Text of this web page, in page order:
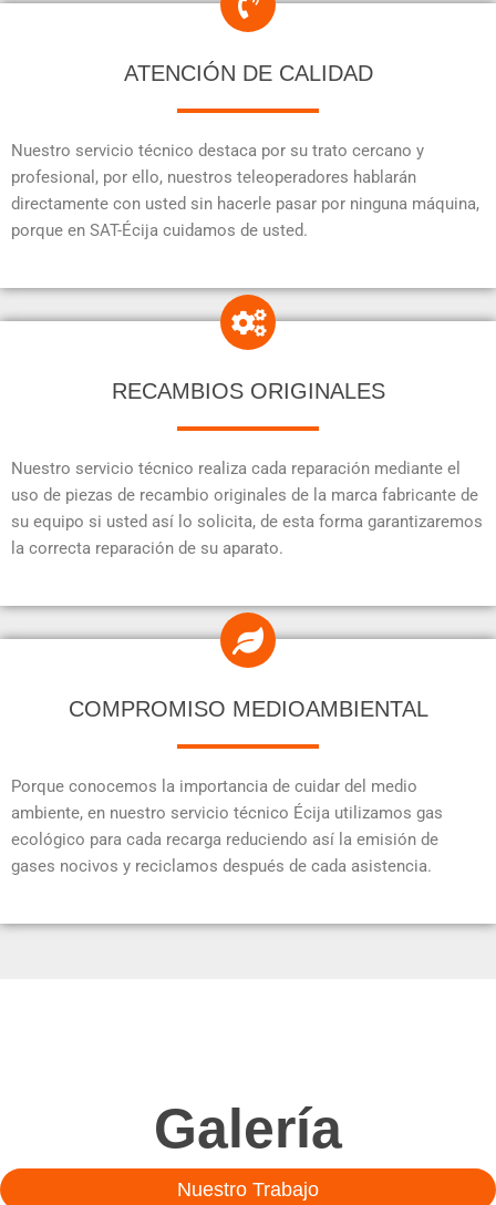
ATENCIÓN DE CALIDAD
Nuestro servicio técnico destaca por su trato cercano y
profesional, por ello, nuestros teleoperadores hablarán
directamente con usted sin hacerle pasar por ninguna máquina,
porque en SAT-Écija cuidamos de usted.
RECAMBIOS ORIGINALES
Nuestro servicio técnico realiza cada reparación mediante el
uso de piezas de recambio originales de la marca fabricante de
su equipo si usted así lo solicita, de esta forma garantizaremos
la correcta reparación de su aparato.
COMPROMISO MEDIOAMBIENTAL
Porque conocemos la importancia de cuidar del medio
ambiente, en nuestro servicio técnico Écija utilizamos gas
ecológico para cada recarga reduciendo así la emisión de
gases nocivos y reciclamos después de cada asistencia.
Galería
Nuestro Trabajo